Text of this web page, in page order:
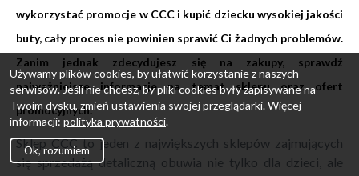
wykorzystać promocje w CCC i kupić dziecku wysokiej jakości
buty, cały proces nie powinien sprawić Ci żadnych problemów.
Zanim jednak zdecydujesz się na zakupy, sprawdź
najważniejsze informacje na temat sklepu oraz ofert
promocyjnych.
Sklep CCC to jeden z największych sklepów zajmujących
się sprzedażą detaliczną obuwia nie tylko dla dzieci, ale
Używamy plików cookies, by ułatwić korzystanie z naszych
serwisów. Jeśli nie chcesz, by pliki cookies były zapisywane na
Twoim dysku, zmień ustawienia swojej przeglądarki. Więcej
informacji: polityka prywatności.
Ok, rozumiem